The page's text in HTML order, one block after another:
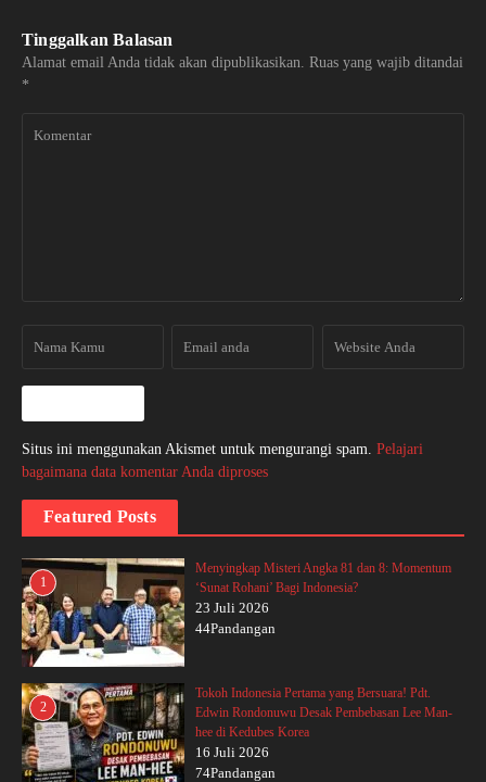
Tinggalkan Balasan
Alamat email Anda tidak akan dipublikasikan. Ruas yang wajib ditandai
*
Situs ini menggunakan Akismet untuk mengurangi spam. Pelajari
bagaimana data komentar Anda diproses
Featured Posts
1
Menyingkap Misteri Angka 81 dan 8: Momentum
‘Sunat Rohani’ Bagi Indonesia?
23 Juli 2026
44Pandangan
2
Tokoh Indonesia Pertama yang Bersuara! Pdt.
Edwin Rondonuwu Desak Pembebasan Lee Man-
hee di Kedubes Korea
16 Juli 2026
74Pandangan